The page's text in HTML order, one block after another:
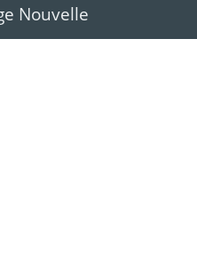
Nouvelle